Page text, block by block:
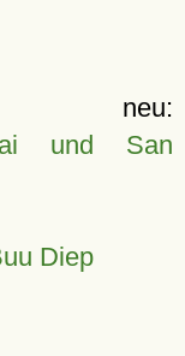
und San
Diep